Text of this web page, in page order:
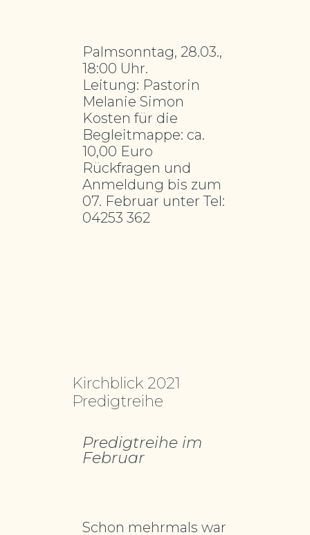
Palmsonntag, 28.03.,
18:00 Uhr.
Leitung: Pastorin
Melanie Simon
Kosten für die
Begleitmappe: ca.
10,00 Euro
Rückfragen und
Anmeldung bis zum
07. Februar unter Tel:
04253 362
Kirchblick 2021
Predigtreihe
Predigtreihe im
Februar
Schon mehrmals war